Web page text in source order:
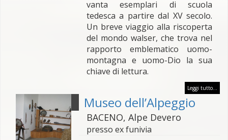
vanta esemplari di scuola
tedesca a partire dal XV secolo.
Un breve viaggio alla riscoperta
del mondo walser, che trova nel
rapporto emblematico uomo-
montagna e uomo-Dio la sua
chiave di lettura.
Leggi tutto...
Museo dell’Alpeggio
BACENO, Alpe Devero
presso ex funivia